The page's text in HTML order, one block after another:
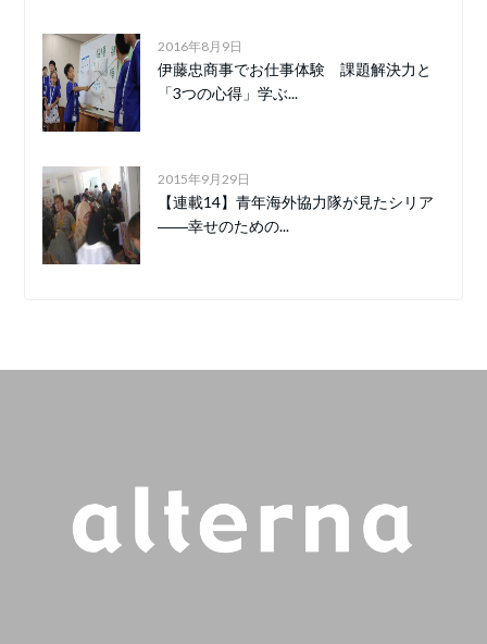
2016年8月9日
伊藤忠商事でお仕事体験 課題解決力と
「3つの心得」学ぶ...
2015年9月29日
【連載14】青年海外協力隊が見たシリア
――幸せのための...